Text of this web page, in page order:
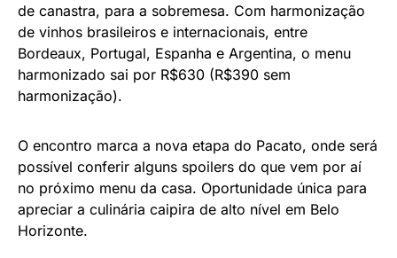
de canastra, para a sobremesa. Com harmonização
de vinhos brasileiros e internacionais, entre
Bordeaux, Portugal, Espanha e Argentina, o menu
harmonizado sai por R$630 (R$390 sem
harmonização).
O encontro marca a nova etapa do Pacato, onde será
possível conferir alguns spoilers do que vem por aí
no próximo menu da casa. Oportunidade única para
apreciar a culinária caipira de alto nível em Belo
Horizonte.